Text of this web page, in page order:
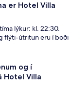
er Hotel Villa
lýkur: kl. 22:30.
flýti-útritun eru í boði
og í
Hotel Villa